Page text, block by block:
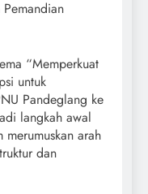
“Memperkuat
untuk
Pandeglang ke
langkah awal
arah
dan